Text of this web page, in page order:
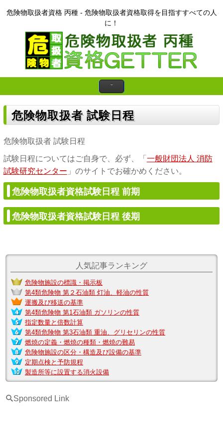
危険物取扱者資格 丙種 - 危険物取扱者資格取得を目指すすべての人
に！
危険物取扱者 試験日程
危険物取扱者 試験日程
試験日程についてはご自身で、必ず、「 一般財団法人 消防
試験研究センター 」のサイトでお確かめください。
危険物取扱者資格試験日程 前期
危険物取扱者資格試験日程 後期
人気記事ランキング
危険物施設の標識・掲示板
第4類危険物 第２石油類 灯油、軽油の性質
運搬及び移送の基準
第4類危険物 第1石油類 ガソリンの性質
指定数量と倍数計算
第4類危険物 第3石油類 重油、グリセリンの性質
燃焼の定義・燃焼の種類・燃焼の難易
危険物施設の区分・構造及び設備の基準
定期点検と予防規程
製造所等に設置する消火設備
[Sponsored Link